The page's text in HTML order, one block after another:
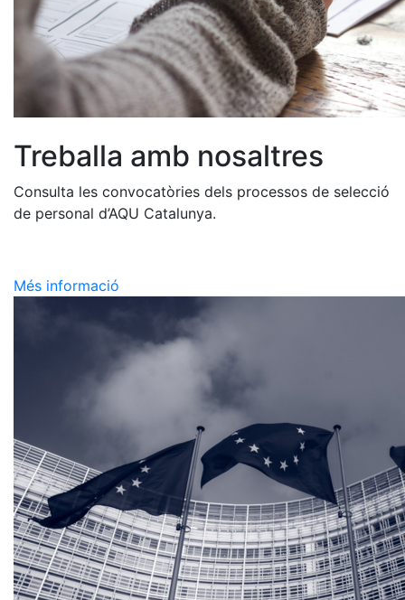
Treballa amb nosaltres
Consulta les convocatòries dels processos de selecció
de personal d’AQU Catalunya.
Més informació